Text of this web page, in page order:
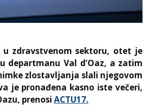
zdravstvenom sektoru, otet je
departmanu Val d’Oaz, a zatim
zlostavljanja slali njegovom
je pronađena kasno iste večeri,
prenosi ACTU17.